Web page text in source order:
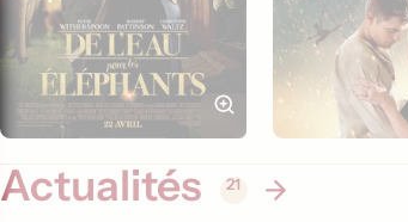
Actualités 21